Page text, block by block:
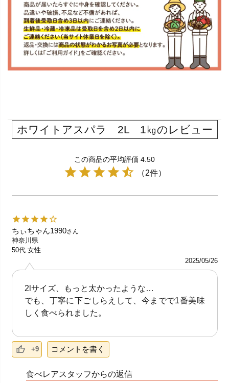
ホワイトアスパラ 2L 1㎏のレビュー
この商品の平均評価 4.50
（2件）
ちぃちゃん1990さん
神奈川県
50代 女性
2025/05/26
2lサイズ、もっと太かったような…
でも、丁寧に下ごしらえして、今までで1番美味
しく食べられました。
+9 コメントを書く
食べレアスタッフからの返信